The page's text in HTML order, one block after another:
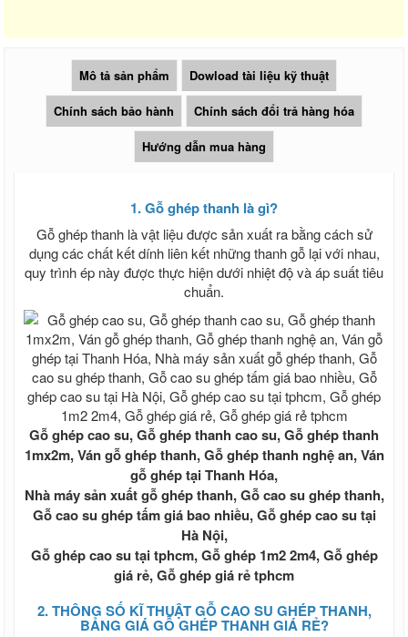
Giá tấm xi măng cemboard Thái Lan
Báo giá thi công tấm Cemboard TPHCM
zalo 0913685879
Giá tấm xi măng Cemboard Duraflex
1m22* 2m44, 1m* 2m
Tấm cemboard Việt Nam
Tấm cemboard duraflex - Tấm
Cemboard Vĩnh Tường
100%
Sale Tấm cemboard Thái Lan SCG
Sale Tấm cemboard Thái Lan Dura
Sale Tấm cemboard Việt Nam
Ván Coppha, Giá ván ép Cốp Pha
Giá ván copha đỏ 4m, Ván cốp pha đen
4m giá rẻ, Ván cốp pha vàng
Ván coppha đỏ 4m, Giá ván copha đỏ
2021 2022, Ván cốp pha giá rẻ
Ván coppha đen 4m, Bảng báo giá ván
copha đen, Ván cốp pha giá rẻ
Ván coppha màu vàng 4 m, Bảng báo giá
ván cốp pha 2021
Giá cốp pha màu cam, Giá cốp pha xây
dựng, Ván coppha màu cam
Ván ép phủ keo, Ván cốp pha phủ keo,
Ván coppha phủ keo
Ván coppha Mỹ Anh, Ván cốp pha chất
lượng, Giá ván coppha Mỹ Anh
Ván coppha đỏ 4m, Ván cốp pha đen,
Ván Coppha Mỹ Anh, Ván Bình Minh, Ván
coppha Thanh Mai
Ván Coppha Thanh Mai, Ván cốp pha
chất lượng
Mô tả sản phẩm Dowload tài liệu kỹ thuật
Chính sách bảo hành Chính sách đổi trả hàng hóa
Hướng dẫn mua hàng
1. Gỗ ghép thanh là gì?
Gỗ ghép thanh là vật liệu được sản xuất ra bằng cách sử
dụng các chất kết dính liên kết những thanh gỗ lại với nhau,
quy trình ép này được thực hiện dưới nhiệt độ và áp suất tiêu
chuẩn.
Gỗ ghép cao su, Gỗ ghép thanh cao su, Gỗ ghép thanh
1mx2m, Ván gỗ ghép thanh, Gỗ ghép thanh nghệ an, Ván
gỗ ghép tại Thanh Hóa,
Nhà máy sản xuất gỗ ghép thanh, Gỗ cao su ghép thanh,
Gỗ cao su ghép tấm giá bao nhiều, Gỗ ghép cao su tại
Hà Nội,
Gỗ ghép cao su tại tphcm, Gỗ ghép 1m2 2m4, Gỗ ghép
giá rẻ, Gỗ ghép giá rẻ tphcm
2. THÔNG SỐ KĨ THUẬT GỖ CAO SU GHÉP THANH,
BẢNG GIÁ GỖ GHÉP THANH GIÁ RẺ?